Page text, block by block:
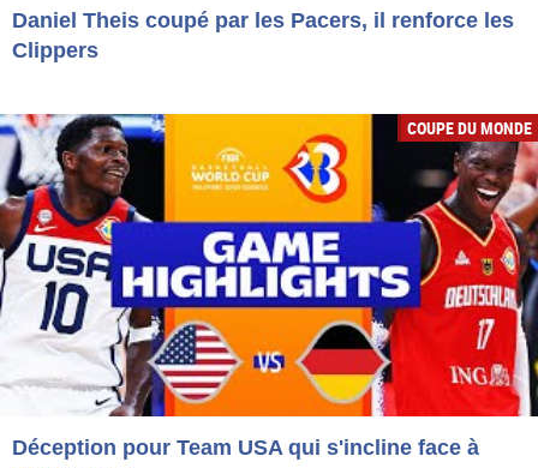
Daniel Theis coupé par les Pacers, il renforce les
Clippers
COUPE DU MONDE
Déception pour Team USA qui s'incline face à